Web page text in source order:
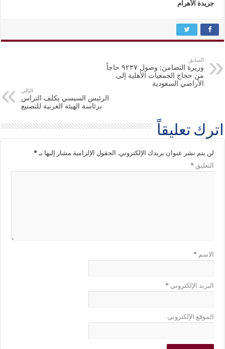
جريدة الأهرام
السابق
وزيرة التضامن: وصول ٩٢٣٧ حاجاً
من حجاج الجمعيات الأهلية إلى
الأراضي السعودية
التالي
الرئيس السيسي يكلف التراس
برئاسة الهيئة العربية للتصنيع
اترك تعليقاً
لن يتم نشر عنوان بريدك الإلكتروني. الحقول الإلزامية مشار إليها بـ*
التعليق*
الاسم*
البريد الإلكتروني*
الموقع الإلكتروني